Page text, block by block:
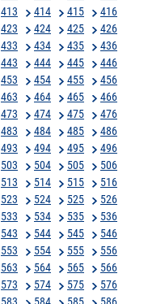
413 414 415
416
423 424 425
426
433 434 435
436
443 444 445
446
453 454 455
456
463 464 465
466
473 474 475
476
483 484 485
486
493 494 495
496
503 504 505
506
513 514 515
516
523 524 525
526
533 534 535
536
543 544 545
546
553 554 555
556
563 564 565
566
573 574 575
576
583 584 585 586